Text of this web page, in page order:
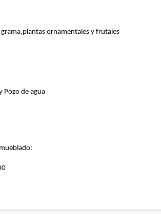
ornamentales y frutales
Pozo de agua